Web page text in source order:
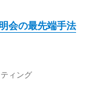
会の最先端手法
ィング